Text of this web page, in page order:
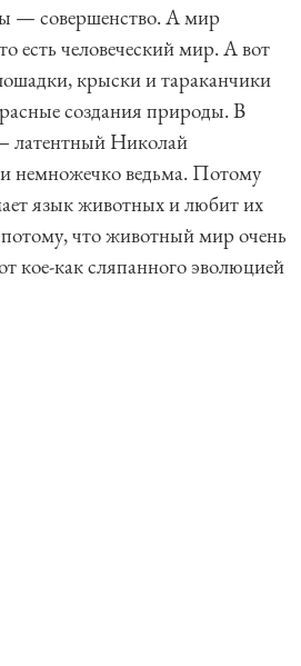
— совершенство. А мир
есть человеческий мир. А вот
крыски и тараканчики
создания природы. В
латентный Николай
немножечко ведьма. Потому
язык животных и любит их
что животный мир очень
кое-как сляпанного эволюцией